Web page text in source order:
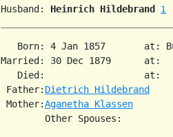
Husband: Heinrich Hildebrand 1
Born: 4 Jan 1857       at:
Married: 30 Dec 1879      at:
   Died:                  at:
Father: Dietrich Hildebrand
Mother:Aganetha Klassen